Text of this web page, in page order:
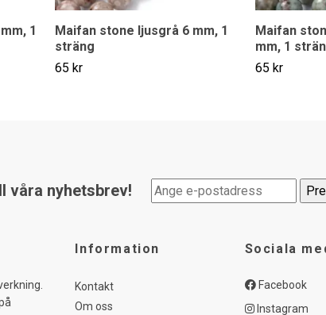
1
Maifan stone ljusgrå 6 mm, 1
sträng
65 kr
Maifan
mm, 1
65 kr
våra nyhetsbrev!
Information
Kontakt
Om oss
Sociala
Facebook
Instagram